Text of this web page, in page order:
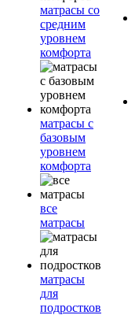
матрасы со
средним
уровнем
комфорта
матрасы с
базовым
уровнем
комфорта
все
матрасы
матрасы
для
подростков